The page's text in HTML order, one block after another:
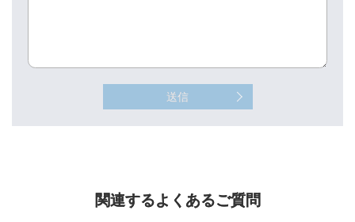
送信
関連するよくあるご質問